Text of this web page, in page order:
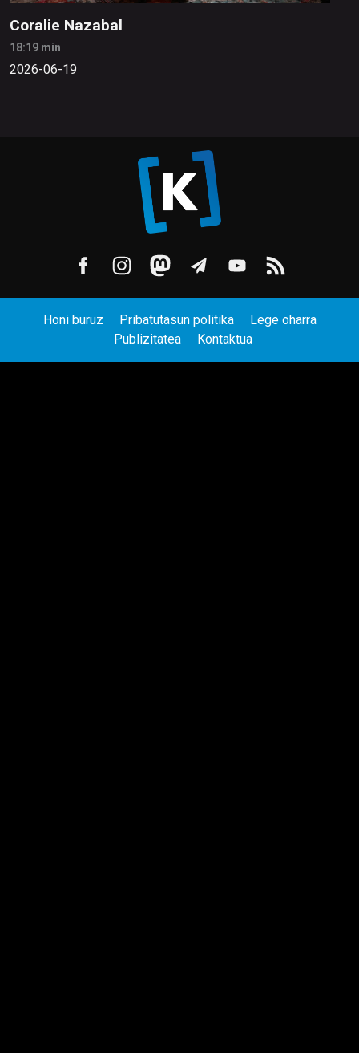
Coralie Nazabal
18:19 min
2026-06-19
Honi buruz Pribatutasun politika
Lege oharra
Publizitatea
Kontaktua